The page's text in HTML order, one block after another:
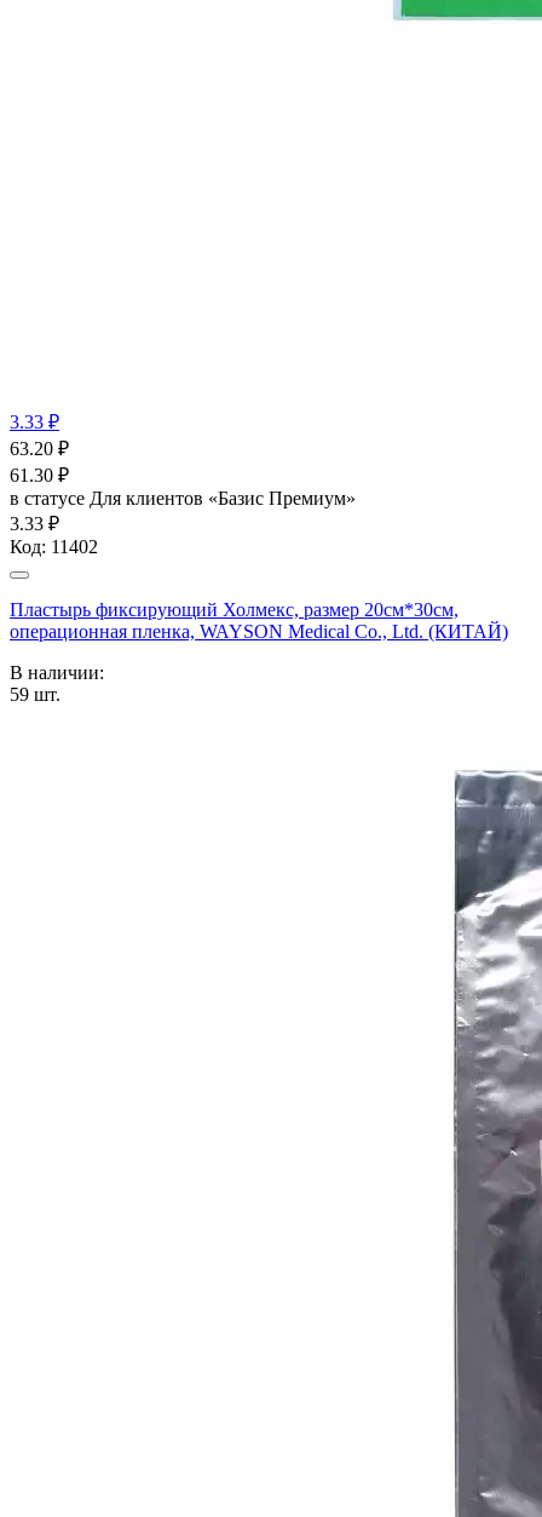
3.33 ₽
63.20 ₽
61.30 ₽
в статусе Для клиентов «Базис Премиум»
3.33 ₽
Код: 11402
Пластырь фиксирующий Холмекс, размер 20см*30см,
операционная пленка, WAYSON Medical Co., Ltd. (КИТАЙ)
В наличии:
59 шт.